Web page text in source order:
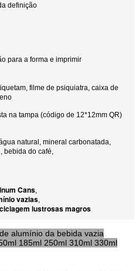
definição
para a forma e imprimir
filme de psiquiatra, caixa de
na tampa (código de 12*12mm QR)
natural, mineral carbonatada,
bebida do café,
Cans,
vazias,
lustrosas magros
alumínio da bebida vazia
185ml 250ml 310ml 330ml